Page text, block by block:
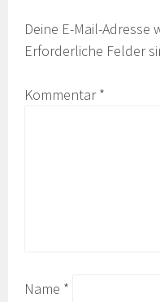
Deine E-Mail-
Erforderliche Felder
Kommentar*
Name *